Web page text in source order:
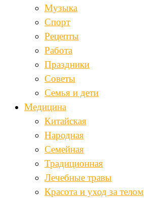
Музыка
Спорт
Рецепты
Работа
Праздники
Советы
Семья и дети
Медицина
Китайская
Народная
Семейная
Традиционная
Лечебные травы
Красота и уход за телом